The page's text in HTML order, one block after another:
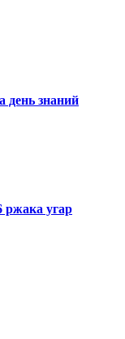
день знаний
угар